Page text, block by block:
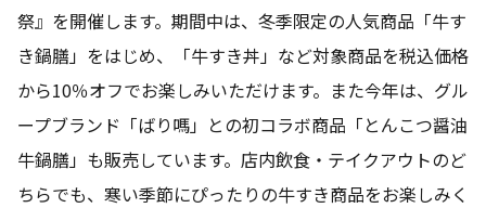
祭』を開催します。期間中は、冬季限定の人気商品「牛す
き鍋膳」をはじめ、「牛すき丼」など対象商品を税込価格
から10％オフでお楽しみいただけます。また今年は、グル
ープブランド「ばり嗎」との初コラボ商品「とんこつ醤油
牛鍋膳」も販売しています。店内飲食・テイクアウトのど
ちらでも、寒い季節にぴったりの牛すき商品をお楽しみく